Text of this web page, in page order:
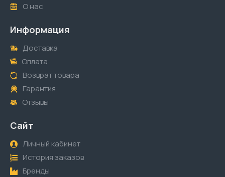
О нас
Информация
Доставка
Оплата
Возврат товара
Гарантия
Отзывы
Сайт
Личный кабинет
История заказов
Бренды